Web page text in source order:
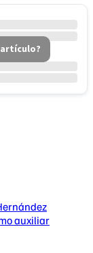
auxiliar